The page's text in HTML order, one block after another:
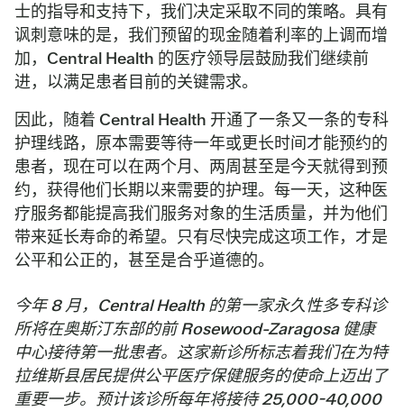
士的指导和支持下，我们决定采取不同的策略。具有
讽刺意味的是，我们预留的现金随着利率的上调而增
加，Central Health 的医疗领导层鼓励我们继续前
进，以满足患者目前的关键需求。
因此，随着 Central Health 开通了一条又一条的专科
护理线路，原本需要等待一年或更长时间才能预约的
患者，现在可以在两个月、两周甚至是今天就得到预
约，获得他们长期以来需要的护理。每一天，这种医
疗服务都能提高我们服务对象的生活质量，并为他们
带来延长寿命的希望。只有尽快完成这项工作，才是
公平和公正的，甚至是合乎道德的。
今年 8 月，Central Health 的第一家永久性多专科诊
所将在奥斯汀东部的前 Rosewood-Zaragosa 健康
中心接待第一批患者。这家新诊所标志着我们在为特
拉维斯县居民提供公平医疗保健服务的使命上迈出了
重要一步。预计该诊所每年将接待 25,000-40,000